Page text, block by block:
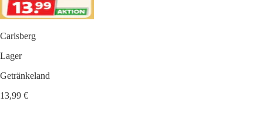
Carlsberg
Lager
Getränkeland
13,99 €